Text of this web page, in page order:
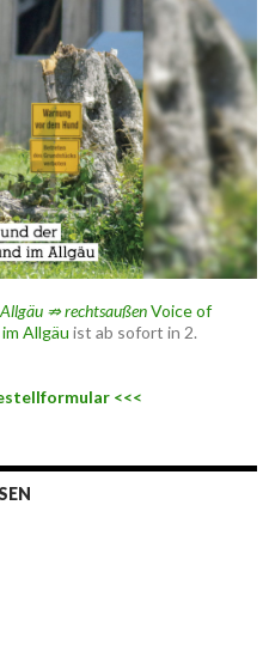
Allgäu ⇏ rechtsaußenVoice of
Allgäu ist ab sofort in 2.
<<<